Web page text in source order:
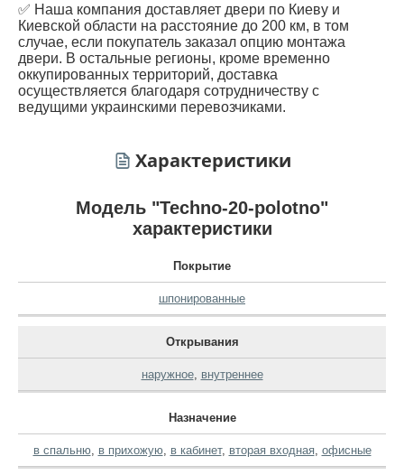
✅ Наша компания доставляет двери по Киеву и
Киевской области на расстояние до 200 км, в том
случае, если покупатель заказал опцию монтажа
двери. В остальные регионы, кроме временно
оккупированных территорий, доставка
осуществляется благодаря сотрудничеству с
ведущими украинскими перевозчиками.
Характеристики
Модель "Techno-20-polotno"
характеристики
Покрытие
шпонированные
Открывания
наружное, внутреннее
Назначение
в спальню, в прихожую, в кабинет, вторая входная, офисные